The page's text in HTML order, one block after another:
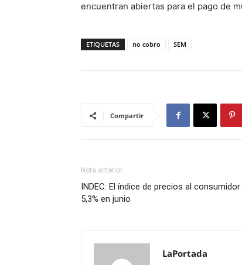
encuentran abiertas para el pago de
ETIQUETAS no cobro SEM
Compartir
Nota anterior
INDEC: El índice de precios al
5,3% en junio
LaPortada